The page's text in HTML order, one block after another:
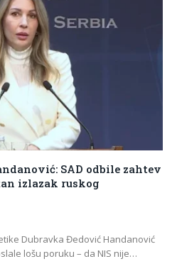
SAD odbile zahtev
izlazak ruskog
Dubravka Đedović Handanović
lošu poruku – da NIS nije…